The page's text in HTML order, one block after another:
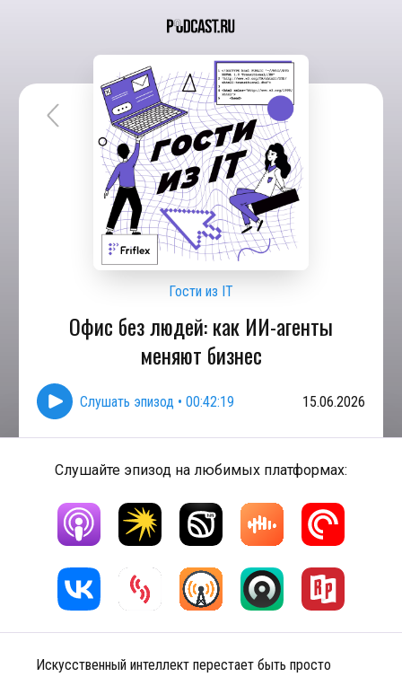
Гости из IT
Офис без людей: как ИИ-агенты
меняют бизнес
Слушать эпизод • 00:42:19 15.06.2026
Слушайте эпизод на любимых платформах:
Искусственный интеллект перестает быть просто